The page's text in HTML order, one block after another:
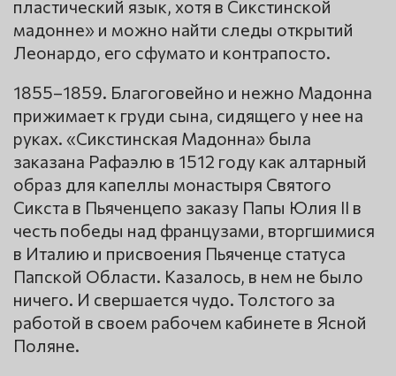
пластический язык, хотя в Сикстинской
мадонне» и можно найти следы открытий
Леонардо, его сфумато и контрапосто.
1855–1859. Благоговейно и нежно Мадонна
прижимает к груди сына, сидящего у нее на
руках. «Сикстинская Мадонна» была
заказана Рафаэлю в 1512 году как алтарный
образ для капеллы монастыря Святого
Сикста в Пьяченцепо заказу Папы Юлия II в
честь победы над французами, вторгшимися
в Италию и присвоения Пьяченце статуса
Папской Области. Казалось, в нем не было
ничего. И свершается чудо. Толстого за
работой в своем рабочем кабинете в Ясной
Поляне.